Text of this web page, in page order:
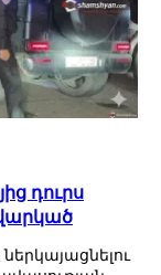
դուրս
ներկայացնելու